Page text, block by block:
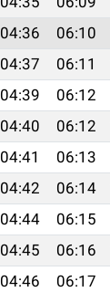
04:36 06:10
04:37 06:11
04:39 06:12
04:40 06:12
04:41 06:13
04:42 06:14
04:44 06:15
04:45 06:16
04:46 06:17